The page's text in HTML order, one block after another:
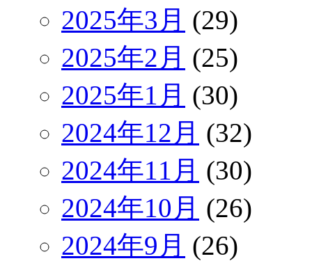
2025年3月 (29)
2025年2月 (25)
2025年1月 (30)
2024年12月 (32)
2024年11月 (30)
2024年10月 (26)
2024年9月 (26)